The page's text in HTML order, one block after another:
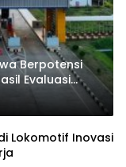
Berpotensi
Evaluasi
Lokomotif Inovasi